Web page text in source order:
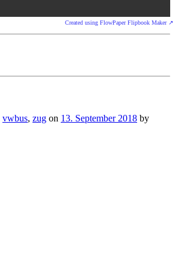
Created using FlowPaper Flipbook Maker ↗
vwbus, zug on 13. September 2018 by